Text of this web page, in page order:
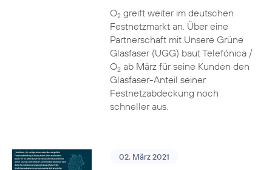
O2greift weiter im deutschen
Festnetzmarkt an. Über eine
Partnerschaft mit Unsere Grüne
Glasfaser (UGG) baut Telefónica /
O2ab März für seine Kunden den
Glasfaser-Anteil seiner
Festnetzabdeckung noch
schneller aus.
02. März 2021